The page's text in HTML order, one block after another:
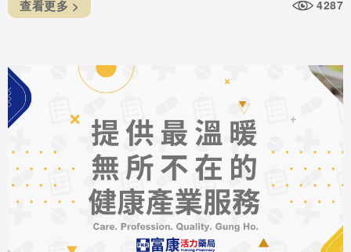
查看更多 > 4287